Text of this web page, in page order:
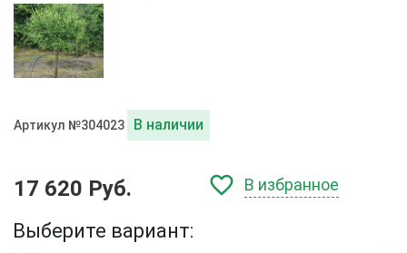
Артикул №304023 В наличии
17 620 Руб. В избранное
Выберите вариант: